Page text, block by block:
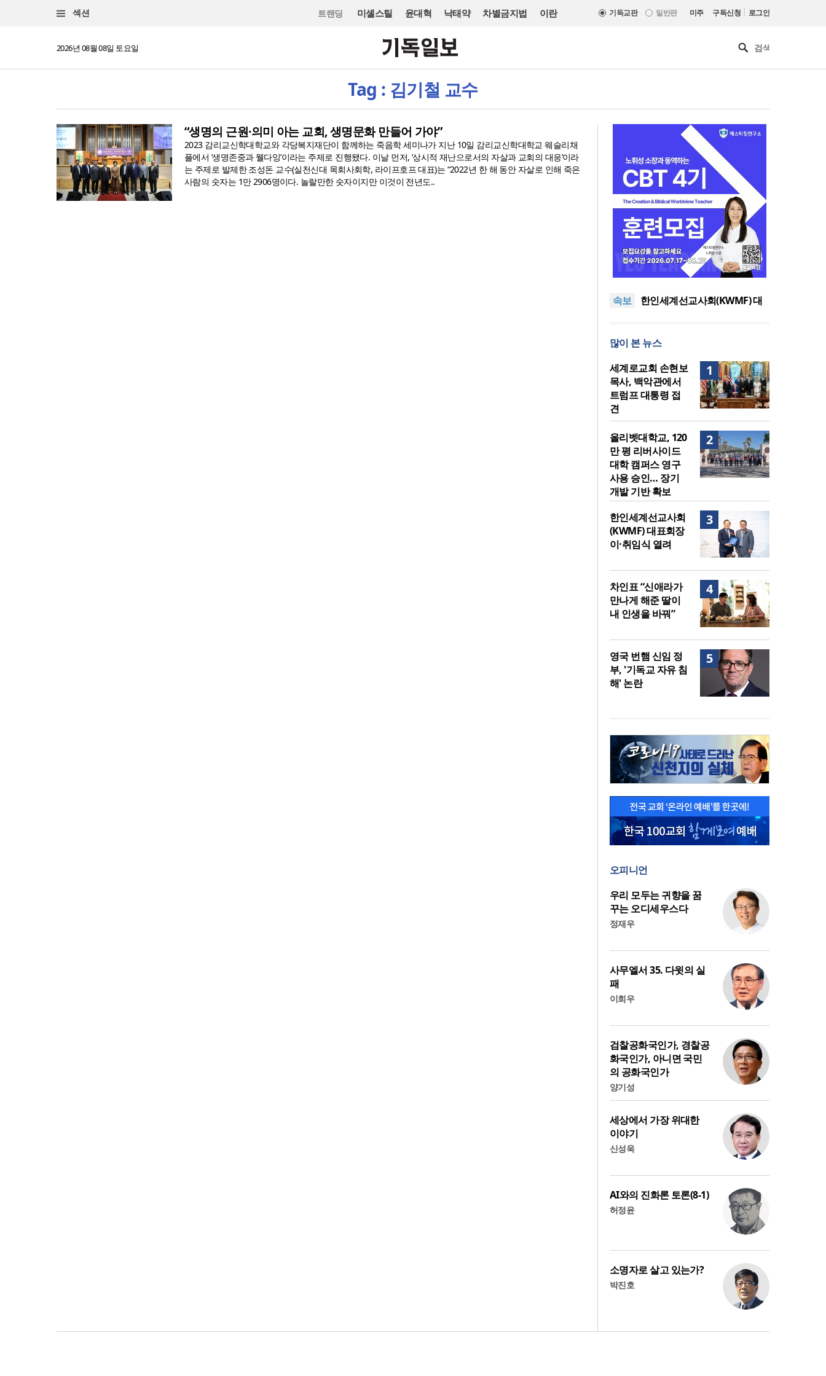
섹션 트랜딩 미셸스틸 윤대혁 낙태약 차별금지법 이란 기독교판 일반판 미주 구독신청 | 로그인
2026년 08월 08일 토요일
Tag : 김기철 교수
“생명의 근원·의미 아는 교회, 생명문화 만들어 가야”
2023 감리교신학대학교와 각당복지재단이 함께하는 죽음학 세미나가 지난 10일 감리교신학대학교 웨슬리채
플에서 ‘생명존중과 웰다잉’이라는 주제로 진행됐다. 이날 먼저, ‘상시적 재난으로서의 자살과 교회의 대응’이라
는 주제로 발제한 조성돈 교수(실천신대 목회사회학, 라이프호프 대표)는 “2022년 한 해 동안 자살로 인해 죽은
사람의 숫자는 1만 2906명이다. 놀랄만한 숫자이지만 이것이 전년도..
속보
올리벳대학교, 120만 평 리버사
인… 장기 개발 기반 확보
관에서 트럼프 대통령 접견
한인세계선교사회(KWMF) 대
에 해외선교 지원 ‘위기’
올리벳대학교, 120만 평 리버사
이드 대학 캠퍼스 영구 사용 승
인… 장기 개발 기반 확보
세계로교회 손현보 목사, 백악
관에서 트럼프 대통령 접견
많이 본 뉴스
1
세계로교회 손현보
목사, 백악관에서
트럼프 대통령 접
견
2
올리벳대학교, 120
만 평 리버사이드
대학 캠퍼스 영구
사용 승인… 장기
개발 기반 확보
3
한인세계선교사회
(KWMF) 대표회장
이·취임식 열려
4
차인표 “신애라가
만나게 해준 딸이
내 인생을 바꿔”
5
영국 번햄 신임 정
부, '기독교 자유 침
해' 논란
오피니언
우리 모두는 귀향을 꿈
꾸는 오디세우스다
정재우
사무엘서 35. 다윗의 실
패
이희우
검찰공화국인가, 경찰공
화국인가, 아니면 국민
의 공화국인가
양기성
세상에서 가장 위대한
이야기
신성욱
AI와의 진화론 토론(8-1)
허정윤
소명자로 살고 있는가?
박진호